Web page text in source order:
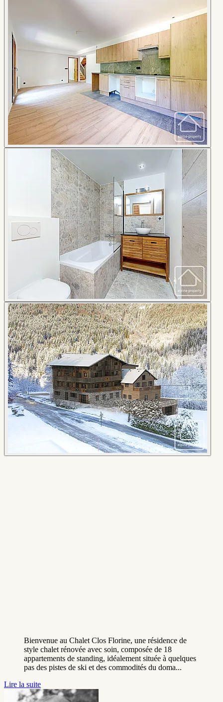
Bienvenue au Chalet Clos Florine, une résidence de
style chalet rénovée avec soin, composée de 18
appartements de standing, idéalement située à quelques
pas des pistes de ski et des commodités du doma...
Lire la suite